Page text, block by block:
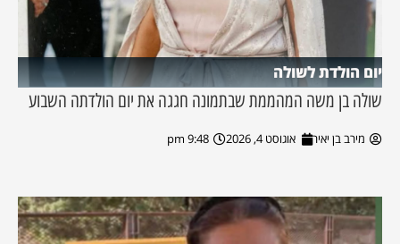
יום הולדת לשולה
שולה בן משה המהממת שבתמונה חגגה את יום הולדתה השבוע
מירב בן יאיר אוגוסט 4, 2026 9:48 pm